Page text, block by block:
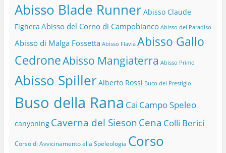
Abisso Blade RunnerAbisso Claude
Fighera Abisso del Corno di Campobianco Abisso del Paradiso
Abisso di Malga Fossetta Abisso Flavia Abisso Gallo
CedroneAbisso Mangiaterra Abisso Primo
Abisso SpillerAlberto Rossi Buco del Prestigio
Buso della Rana Cai Campo Speleo
canyoning Caverna del Sieson Cena Colli Berici
Corso di Avvicinamento alla Speleologia Corso